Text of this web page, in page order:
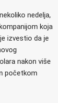
nedelja,
koja
izvestio da je
nakon više
početkom